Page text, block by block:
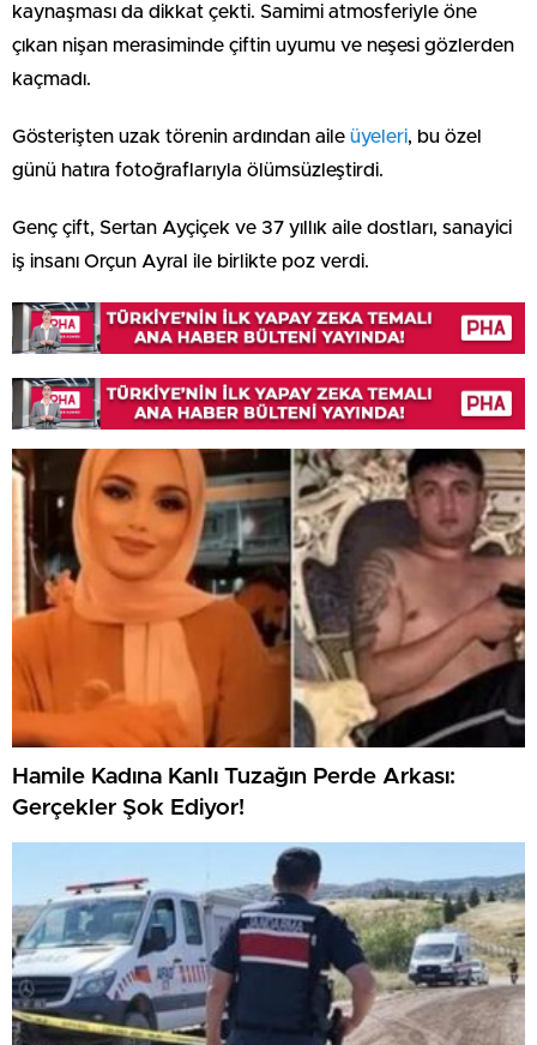
kaynaşması da dikkat çekti. Samimi atmosferiyle öne
çıkan nişan merasiminde çiftin uyumu ve neşesi gözlerden
kaçmadı.
Gösterişten uzak törenin ardından aile üyeleri, bu özel
günü hatıra fotoğraflarıyla ölümsüzleştirdi.
Genç çift, Sertan Ayçiçek ve 37 yıllık aile dostları, sanayici
iş insanı Orçun Ayral ile birlikte poz verdi.
Hamile Kadına Kanlı Tuzağın Perde Arkası:
Gerçekler Şok Ediyor!